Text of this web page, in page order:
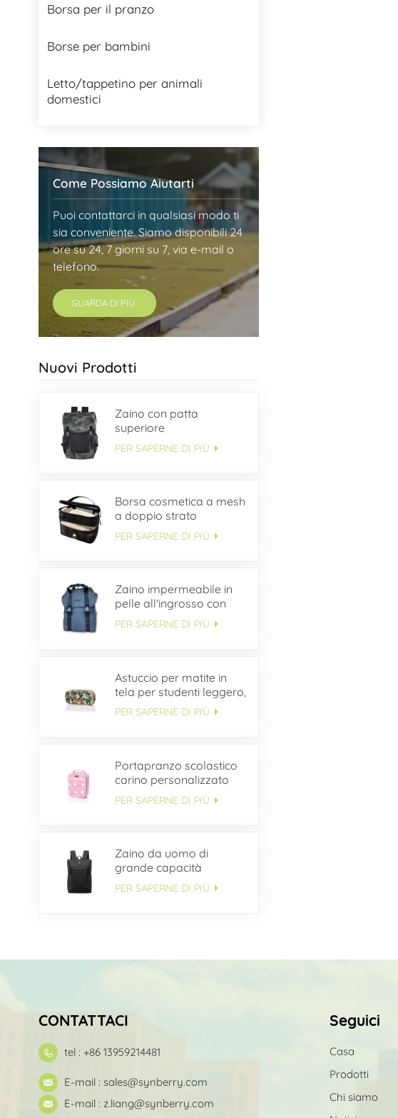
Borsa per il pranzo
Borse per bambini
Letto/tappetino per animali
domestici
Come Possiamo Aiutarti
Puoi contattarci in qualsiasi modo ti
sia conveniente. Siamo disponibili 24
ore su 24, 7 giorni su 7, via e-mail o
telefono.
GUARDA DI PIÙ
Nuovi Prodotti
Zaino con patta
superiore
PER SAPERNE DI PIÙ
Borsa cosmetica a mesh
a doppio strato
PER SAPERNE DI PIÙ
Zaino impermeabile in
pelle all'ingrosso con
patta con fibbia
PER SAPERNE DI PIÙ
Astuccio per matite in
tela per studenti leggero,
semplice e durevole
ODM
PER SAPERNE DI PIÙ
Portapranzo scolastico
carino personalizzato
per bambini
PER SAPERNE DI PIÙ
Zaino da uomo di
grande capacità
multitasche OEM
PER SAPERNE DI PIÙ
CONTATTACI
tel : +86 13959214481
E-mail : sales@synberry.com
E-mail : z.liang@synberry.com
Seguici
Casa
Prodotti
Chi siamo